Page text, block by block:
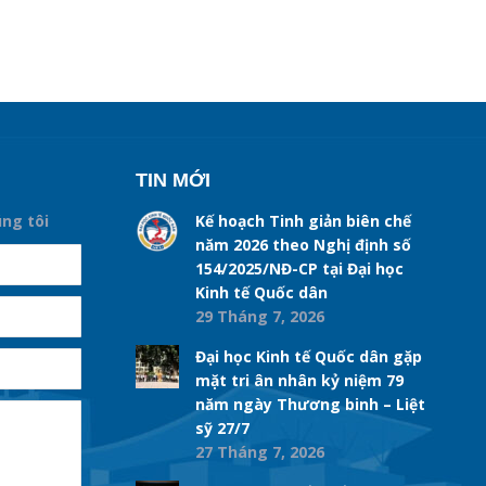
tôi
TIN MỚI
Kế hoạch Tinh giản biên chế
năm 2026 theo Nghị định số
154/2025/NĐ-CP tại Đại học
Kinh tế Quốc dân
29 Tháng 7, 2026
Đại học Kinh tế Quốc dân gặp
mặt tri ân nhân kỷ niệm 79
năm ngày Thương binh – Liệt
sỹ 27/7
27 Tháng 7, 2026